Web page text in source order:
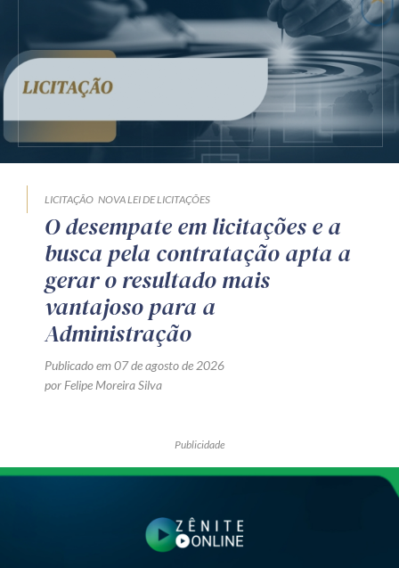
LICITAÇÃO NOVA LEI DE LICITAÇÕES
O desempate em licitações e a
busca pela contratação apta a
gerar o resultado mais
vantajoso para a
Administração
Publicado em 07 de agosto de 2026
por Felipe Moreira Silva
Publicidade